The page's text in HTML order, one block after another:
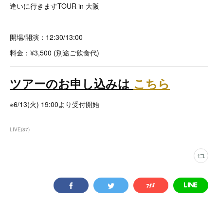
逢いに行きますTOUR in 大阪
開場/開演：12:30/13:00
料金：¥3,500 (別途ご飲食代)
ツアーのお申し込みは こちら
※6/13(火) 19:00より受付開始
LIVE(87)